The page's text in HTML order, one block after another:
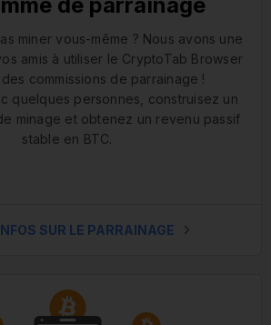
miner vous-même ? Nous avons une
amis à utiliser le CryptoTab Browser
commissions de parrainage !
quelques personnes, construisez un
minage et obtenez un revenu passif
stable en BTC.
SUR LE PARRAINAGE